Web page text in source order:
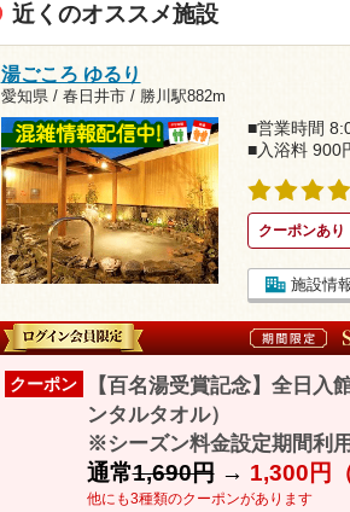
近くのオススメ施設
湯ごころ ゆるり
愛知県 / 春日井市 / 勝川駅882m
■営業時間
■入浴料 900
クーポンあり
施設情
クーポン
【百名湯受賞記念】全日入
ンタルタオル）
※シーズン料金設定期間利
通常1,690円→ 1,300円
他にも3種類のクーポンがあります